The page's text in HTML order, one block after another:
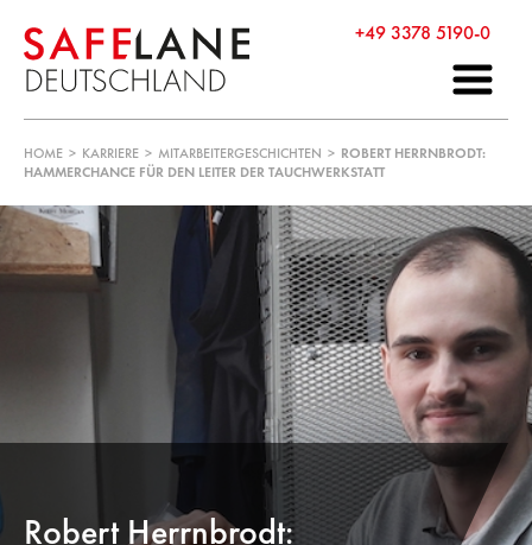
+49 3378 5190-0
HOME > KARRIERE > MITARBEITERGESCHICHTEN > ROBERT HERRNBRODT:
HAMMERCHANCE FÜR DEN LEITER DER TAUCHWERKSTATT
Robert Herrnbrodt: